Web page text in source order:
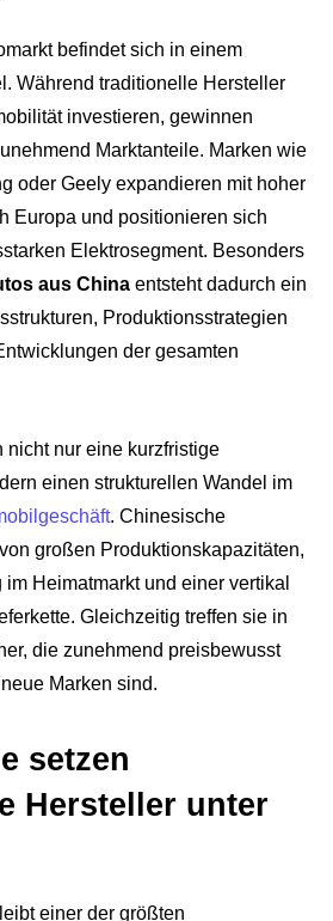
befindet sich in einem
Während traditionelle Hersteller
investieren, gewinnen
Marktanteile. Marken wie
oder Geely expandieren mit hoher
Europa und positionieren sich
Elektrosegment. Besonders
aus China entsteht dadurch ein
Produktionsstrategien
der gesamten
nicht nur eine kurzfristige
einen strukturellen Wandel im
. Chinesische
großen Produktionskapazitäten,
Heimatmarkt und einer vertikal
Gleichzeitig treffen sie in
die zunehmend preisbewusst
Marken sind.
setzen
Hersteller unter
einer der größten